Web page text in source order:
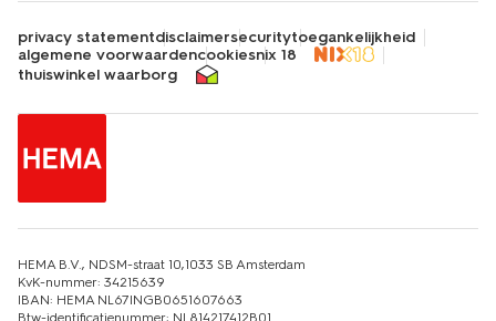
privacy statementdisclaimersecuritytoegankelijkheid
algemene voorwaardencookiesnix 18
thuiswinkel waarborg
HEMA B.V., NDSM-straat 10,1033 SB Amsterdam
KvK-nummer: 34215639
IBAN: HEMA NL67INGB0651607663
Btw-identificatienummer: NL814217412B01